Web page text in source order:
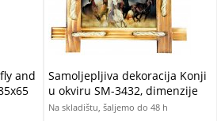
and
Samoljepljiva dekoracija Konji
u okviru SM-3432, dimenzije
42,5 x 65 cm
Na skladištu, šaljemo do 48 h